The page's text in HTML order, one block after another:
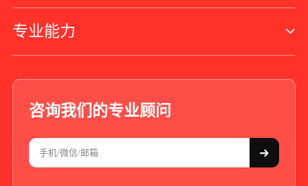
专业能力
咨询我们的专业顾问